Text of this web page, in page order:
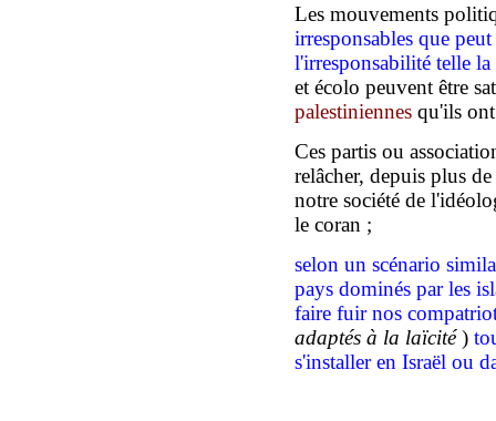
Les mouvements
irresponsables que
l'irresponsabilité telle la
et écolo peuvent être
palestiniennes qu'ils
Ces partis ou
relâcher, depuis plus
notre société de
le coran ;
selon un scénario
pays dominés par les
faire fuir nos
adaptés à la laïcité)
s'installeren Israël ou